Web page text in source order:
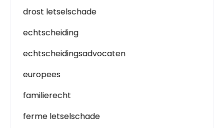
drost letselschade
echtscheiding
echtscheidingsadvocaten
europees
familierecht
ferme letselschade